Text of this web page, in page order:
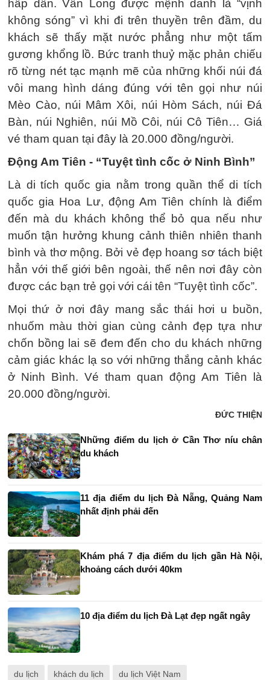
hấp dẫn. Vân Long được mệnh danh là “vịnh
không sóng” vì khi đi trên thuyền trên đầm, du
khách sẽ thấy mặt nước phẳng như một tấm
gương khổng lồ. Bức tranh thuỷ mặc phản chiếu
rõ từng nét tạc mạnh mẽ của những khối núi đá
vôi mang hình dáng đúng với tên gọi như núi
Mèo Cào, núi Mâm Xôi, núi Hòm Sách, núi Đá
Bàn, núi Nghiên, núi Mồ Côi, núi Cô Tiên… Giá
vé tham quan tại đây là 20.000 đồng/người.
Động Am Tiên - “Tuyệt tình cốc ở Ninh Bình”
Là di tích quốc gia nằm trong quần thể di tích
quốc gia Hoa Lư, động Am Tiên chính là điểm
đến mà du khách không thể bỏ qua nếu như
muốn tận hưởng khung cảnh thiên nhiên thanh
bình và thơ mộng. Bởi vẻ đẹp hoang sơ tách biệt
hẳn với thế giới bên ngoài, thế nên nơi đây còn
được các bạn trẻ gọi với cái tên “Tuyệt tình cốc”.
Mọi thứ ở nơi đây mang sắc thái hơi u buồn,
nhuốm màu thời gian cùng cảnh đẹp tựa như
chốn bồng lai sẽ đem đến cho du khách những
cảm giác khác lạ so với những thắng cảnh khác
ở Ninh Bình. Vé tham quan động Am Tiên là
20.000 đồng/người.
ĐỨC THIỆN
Những điểm du lịch ở Cần Thơ níu chân
du khách
11 địa điểm du lịch Đà Nẵng, Quảng Nam
nhất định phải đến
Khám phá 7 địa điểm du lịch gần Hà Nội,
khoảng cách dưới 40km
10 địa điểm du lịch Đà Lạt đẹp ngất ngây
du lịch khách du lịch du lịch Việt Nam